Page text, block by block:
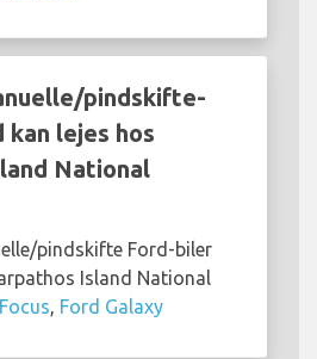
pindskifte-
lejes hos
National
pindskifte Ford-biler
Island National
, Ford Galaxy